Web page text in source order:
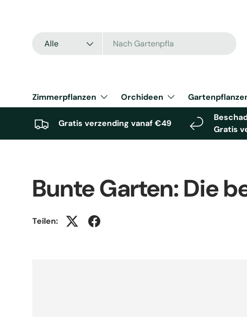
Suchen
Art
Alle
Zimmerpflanzen Orchideen
Gratis verzending vanaf €49
Gratis
Bunte Garten: Die
Teilen: